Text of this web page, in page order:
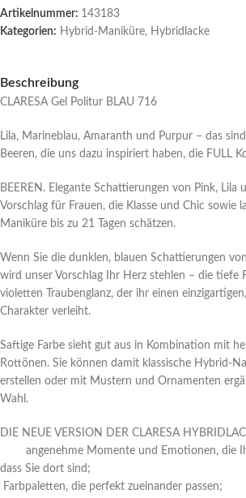
Artikelnummer: 143183
Kategorien: Hybrid-Maniküre, Hybridlacke
Beschreibung
CLARESA Gel Politur BLAU 716
Lila, Marineblau, Amaranth und Purpur – das
Beeren, die uns dazu inspiriert haben, die FULL
BEEREN. Elegante Schattierungen von Pink, Lila
Vorschlag für Frauen, die Klasse und Chic sowie
Maniküre bis zu 21 Tagen schätzen.
Wenn Sie die dunklen, blauen Schattierungen
wird unser Vorschlag Ihr Herz stehlen – die tiefe
violetten Traubenglanz, der ihr einen
Charakter verleiht.
Saftige Farbe sieht gut aus in Kombination mit
Rottönen. Sie können damit klassische Hybrid-
erstellen oder mit Mustern und Ornamenten
Wahl.
DIE NEUE VERSION DER CLARESA
angenehme Momente und Emotionen, die
dass Sie dort sind;
Farbpaletten, die perfekt zueinander passen;